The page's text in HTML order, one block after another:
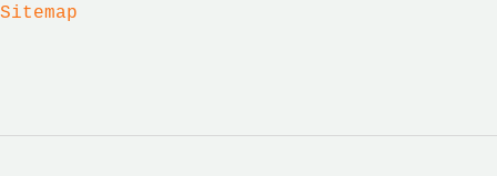
Sitemap